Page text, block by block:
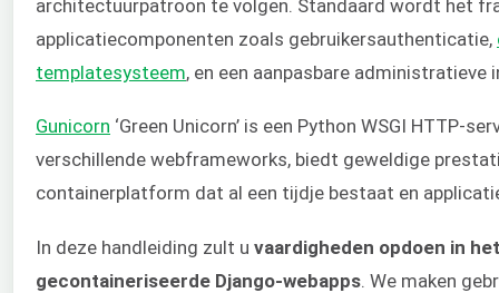
architectuurpatroon te volgen. Standaard wordt het
applicatiecomponenten zoals gebruikersauthenticatie,
templatesysteem, en een aanpasbare administratieve
Gunicorn ‘Green Unicorn’ is een Python WSGI HTTP-
verschillende webframeworks, biedt geweldige
containerplatform dat al een tijdje bestaat en
In deze handleiding zult u vaardigheden opdoen in
gecontaineriseerde Django-webapps . We maken